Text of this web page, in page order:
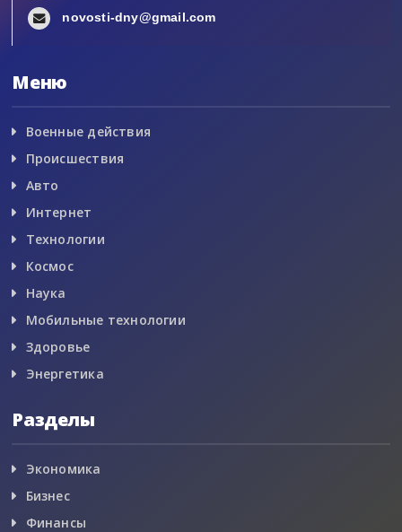
novosti-dny@gmail.com
Меню
Военные действия
Происшествия
Авто
Интернет
Технологии
Космос
Наука
Мобильные технологии
Здоровье
Энергетика
Разделы
Экономика
Бизнес
Финансы